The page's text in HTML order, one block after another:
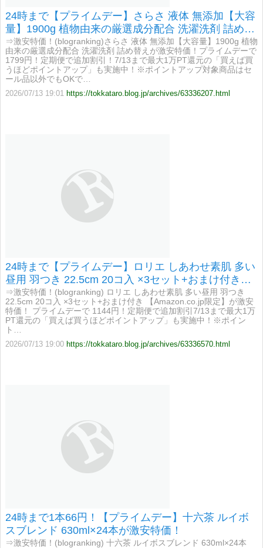
24時まで【プライムデー】さらさ 液体 無添加【大容
量】1900g 植物由来の厳選成分配合 洗濯洗剤 詰め替
えが激安特価！
⇒激安特価！(blogranking)さらさ 液体 無添加【大容量】1900g 植物
由来の厳選成分配合 洗濯洗剤 詰め替えが激安特価！プライムデーで
1799円！定期便で追加割引！7/13まで最大1万PT還元の「買えば買
うほどポイントアップ」も実施中！※ポイントアップ対象商品はセ
ール品以外でもOKで…
2026/07/13 19:01
https://tokkataro.blog.jp/archives/63336207.html
24時まで【プライムデー】ロリエ しあわせ素肌 多い
昼用 羽つき 22.5cm 20コ入 ×3セット+おまけ付き
【Amazon.co.jp限定】が激安特価！
⇒激安特価！(blogranking) ロリエ しあわせ素肌 多い昼用 羽つき
22.5cm 20コ入 ×3セット+おまけ付き 【Amazon.co.jp限定】が激安
特価！ プライムデーで 1144円！定期便で追加割引7/13まで最大1万
PT還元の「買えば買うほどポイントアップ」も実施中！※ポイン
ト…
2026/07/13 19:00 https://tokkataro.blog.jp/archives/63336570.html
24時まで1本66円！【プライムデー】十六茶 ルイボ
スブレンド 630ml×24本が激安特価！
⇒激安特価！(blogranking) 十六茶 ルイボスブレンド 630ml×24本